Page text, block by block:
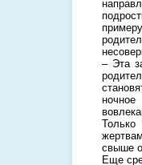
– Эта
Только
свыше
Еще